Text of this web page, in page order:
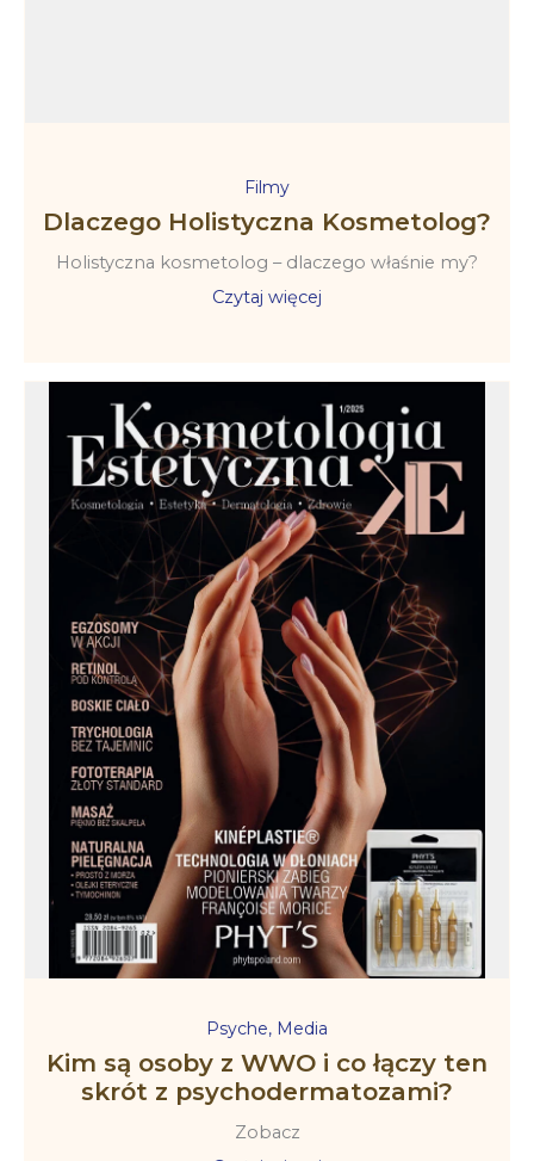
Filmy
Dlaczego Holistyczna Kosmetolog?
Holistyczna kosmetolog – dlaczego właśnie my?
Czytaj więcej
Psyche, Media
Kim są osoby z WWO i co łączy ten
skrót z psychodermatozami?
Zobacz